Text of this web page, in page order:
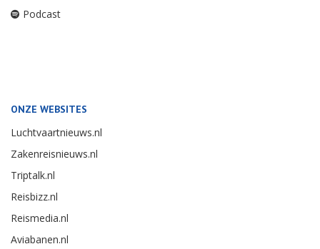
Podcast
ONZE WEBSITES
Luchtvaartnieuws.nl
Zakenreisnieuws.nl
Triptalk.nl
Reisbizz.nl
Reismedia.nl
Aviabanen.nl